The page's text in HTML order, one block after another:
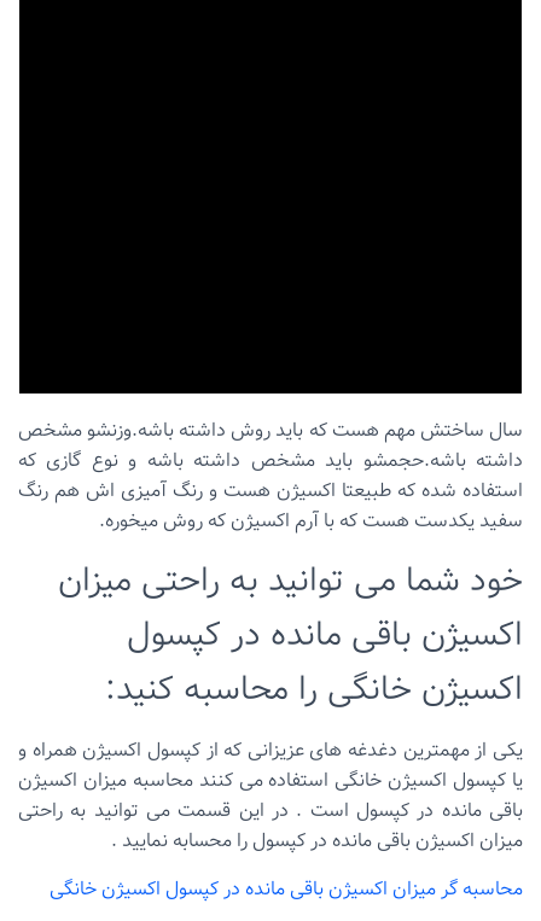
سال ساختش مهم هست که باید روش داشته باشه.وزنشو مشخص
داشته باشه.حجمشو باید مشخص داشته باشه و نوع گازی که
استفاده شده که طبیعتا اکسیژن هست و رنگ آمیزی اش هم رنگ
سفید یکدست هست که با آرم اکسیژن که روش میخوره.
خود شما می توانید به راحتی میزان
اکسیژن باقی مانده در کپسول
اکسیژن خانگی را محاسبه کنید:
یکی از مهمترین دغدغه های عزیزانی که از کپسول اکسیژن همراه و
یا کپسول اکسیژن خانگی استفاده می کنند محاسبه میزان اکسیژن
باقی مانده در کپسول است . در این قسمت می توانید به راحتی
میزان اکسیژن باقی مانده در کپسول را محسابه نمایید .
محاسبه گر میزان اکسیژن باقی مانده در کپسول اکسیژن خانگی